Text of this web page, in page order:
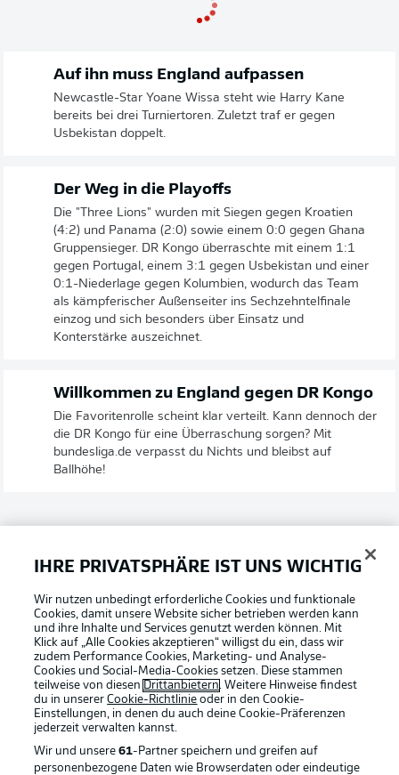
Auf ihn muss England aufpassen
Newcastle-Star Yoane Wissa steht wie Harry Kane
bereits bei drei Turniertoren. Zuletzt traf er gegen
Usbekistan doppelt.
Der Weg in die Playoffs
Die "Three Lions" wurden mit Siegen gegen Kroatien
(4:2) und Panama (2:0) sowie einem 0:0 gegen Ghana
Gruppensieger. DR Kongo überraschte mit einem 1:1
gegen Portugal, einem 3:1 gegen Usbekistan und einer
0:1-Niederlage gegen Kolumbien, wodurch das Team
als kämpferischer Außenseiter ins Sechzehntelfinale
einzog und sich besonders über Einsatz und
Konterstärke auszeichnet.
Willkommen zu England gegen DR Kongo
Die Favoritenrolle scheint klar verteilt. Kann dennoch der
die DR Kongo für eine Überraschung sorgen? Mit
bundesliga.de verpasst du Nichts und bleibst auf
Ballhöhe!
Football as it's meant to be
BUNDESLIGA APP
IHRE PRIVATSPHÄRE IST UNS WICHTIG
Wir nutzen unbedingt erforderliche Cookies und funktionale
Cookies, damit unsere Website sicher betrieben werden kann
und ihre Inhalte und Services genutzt werden können. Mit
Klick auf „Alle Cookies akzeptieren“ willigst du ein, dass wir
zudem Performance Cookies, Marketing- und Analyse-
Cookies und Social-Media-Cookies setzen. Diese stammen
teilweise von diesen Drittanbietern. Weitere Hinweise findest
du in unsererCookie-Richtlinie oder in den Cookie-
Einstellungen, in denen du auch deine Cookie-Präferenzen
jederzeit verwalten kannst.
Wir und unsere61-Partner speichern und greifen auf
personenbezogene Daten wie Browserdaten oder eindeutige